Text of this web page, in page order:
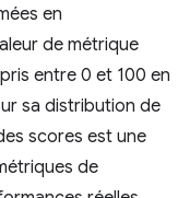
en
de métrique
entre 0 et 100 en
sa distribution de
scores est une
de